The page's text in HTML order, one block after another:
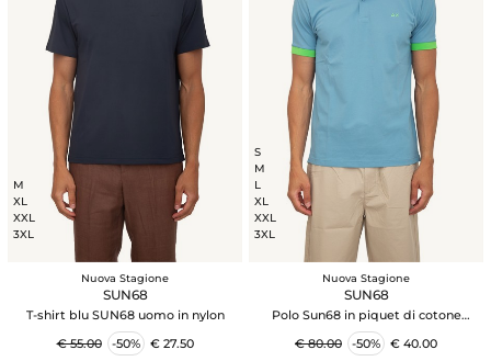
M
XL
XXL
3XL
Nuova Stagione
SUN68
T-shirt blu SUN68 uomo in nylon
€ 55.00
-50% € 27.50
S
M
L
XL
XXL
3XL
Nuova Stagione
SUN68
Polo Sun68 in piquet di cotone
azzurro con profili
€ 80.00
-50% € 40.00